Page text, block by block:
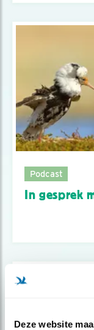
Deze website
Podcast
In gesprek